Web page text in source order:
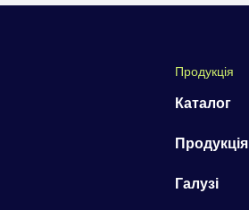
Продукція
Каталог
Продукція
Галузі